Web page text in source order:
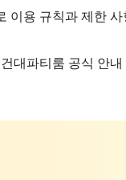
이용 규칙과 제한 사
대파티룸 공식 안내